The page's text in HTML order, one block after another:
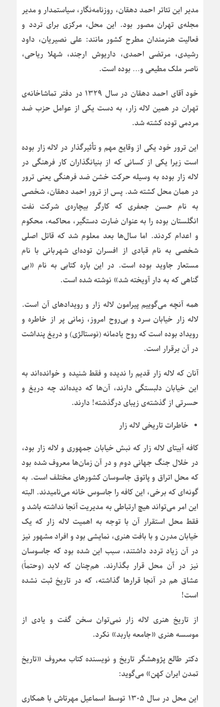
مدیر این تئاتر احمد دهقان، روزنامه‌نگار، سیاستمدار و مدیر
مجله‌ی تهران مصور بود. این محل، مرکزی برای تردد و
فعالیت هنرمندان مطرح کشور مانند: علی نصیریان، داود
رشیدی، مرتضی احمدی، داریوش ارجند، شهلا ریاحی،
ناصر ملک مطیعی و… بوده است.
خود آقای احمد دهقان در سال ۱۳۲۹ در دفتر تماشاخانه‌ی
تهران در همین لاله زار، به دست یکی از عوامل حزب ضد
مردمی توده کشته شد.
این ترور خود یکی از وقایع مهم و تأثیرگذار در لاله زار بوده
است زیرا یکی از کسانی که از بنیانگذاران کار فرهنگی در
لاله زار بوده به وسیله حرکت خشن ضد فرهنگی یعنی ترور
در همان محل کشته شد. پس از ترور احمد دهقان، شخصی
به نام حسن جعفری که کارگر بیچاره‌ی شرکت نفت
انگلستان بوده را به عنوان ضارت دستگیر، محاکمه، محکوم
و اعدام کردند. اما سال‌ها بعد معلوم شد که قاتل اصلی
شخصی به نام قبادی از افسران توده‌ای شهربانی با نام
مستعار جاوید بوده است. در این باره کتابی به نام «بی
گناهی که به دار آویخته شد» نوشته شده است.
همه آنچه می‌گوییم پیرامون لاله زار و رویدادهای آن است.
لاله زار خیابان سرد و بی‌روح امروز، زمانی پر از خاطره و
رویداد بوده است که روح یادمانه (نوستالژی) و دریغ پنداشت
در آن برقرار است.
آنان که لاله زار قدیم را ندیده و فقط شنیده و خوانده‌اند به
این خیابان دلبستگی دارند، آن‌ها که دیده‌اند چه دریغ و
حسرتی از گذشته‌ی زیبای درگذشته! دارند.
خاطرات تاریخی لاله زار
کافه آبیتای لاله زار که نبش خیابان جمهوری و لاله زار بود،
در خلال جنگ جهانی دوم و در آن زمان‌ها معروف شده بود
که محل اتراق و پاتوق جاسوسان کشورهای مختلف است. به
گونه‌ای که برخی، این کافه را جاسوس خانه می‌نامیدند. البته
این امر می‌تواند هیچ ارتباطی به مدیریت آنجا نداشته باشد و
فقط محل استقرار آن با توجه به اهمیت لاله زار که یک
خیابان مدرن و با بافت هنری، نمایشی بود و افراد مشهور نیز
در آن زیاد تردد داشتند، سبب این شده بود که جاسوسان
نیز در آن محل قرار بگذارند. هم‌چنان که لابد (وحتماً)
عشاق هم در آنجا قرارها گذاشته، که در تاریخ ثبت نشده
است!
از تاریخ هنری لاله زار نمی‌توان سخن گفت و یادی از
موسسه هنری «جامعه باربد» نکرد.
دکتر طالع پژوهشگر تاریخ و نویسنده کتاب معروف «تاریخ
تمدن ایران کهن» می‌گوید:
این محل در سال ۱۳۰۵ توسط اسماعیل مهرتاش با همکاری